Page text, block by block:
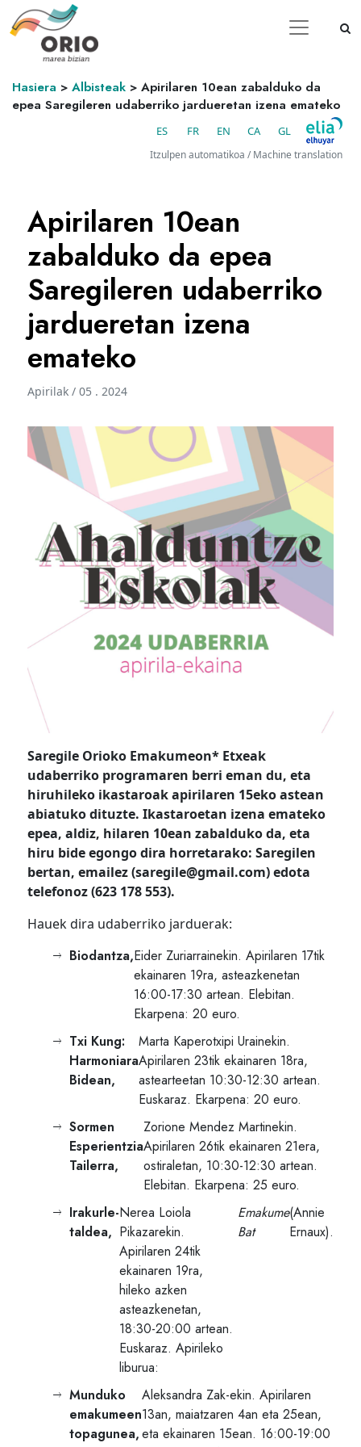
Hasiera > Albisteak > Apirilaren 10ean zabalduko da
epea Saregileren udaberriko jardueretan izena emateko
ES FR EN CA GL
Itzulpen automatikoa / Machine translation
Apirilaren 10ean
zabalduko da epea
Saregileren udaberriko
jardueretan izena
emateko
Apirilak / 05 . 2024
Saregile Orioko Emakumeon* Etxeak
udaberriko programaren berri eman du, eta
hiruhileko ikastaroak apirilaren 15eko astean
abiatuko dituzte. Ikastaroetan izena emateko
epea, aldiz, hilaren 10ean zabalduko da, eta
hiru bide egongo dira horretarako: Saregilen
bertan, emailez (saregile@gmail.com) edota
telefonoz (623 178 553).
Hauek dira udaberriko jarduerak:
Biodantza,Eider Zuriarrainekin. Apirilaren 17tik
ekainaren 19ra, asteazkenetan
16:00-17:30 artean. Elebitan.
Ekarpena: 20 euro.
Txi Kung:
Harmoniara
Bidean,
Marta Kaperotxipi Urainekin.
Apirilaren 23tik ekainaren 18ra,
astearteetan 10:30-12:30 artean.
Euskaraz. Ekarpena: 20 euro.
Sormen
Esperientzia
Tailerra,
Zorione Mendez Martinekin.
Apirilaren 26tik ekainaren 21era,
ostiraletan, 10:30-12:30 artean.
Elebitan. Ekarpena: 25 euro.
Irakurle-
taldea,
Nerea Loiola
Pikazarekin.
Apirilaren 24tik
ekainaren 19ra,
hileko azken
asteazkenetan,
18:30-20:00 artean.
Euskaraz. Apirileko
liburua:
Emakume
Bat
(Annie
Ernaux).
Munduko
emakumeen
topagunea,
Aleksandra Zak-ekin. Apirilaren
13an, maiatzaren 4an eta 25ean,
eta ekainaren 15ean. 16:00-19:00